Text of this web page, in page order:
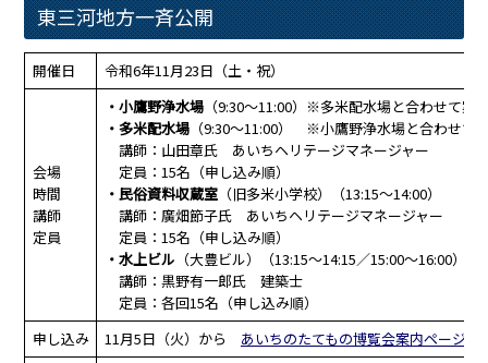
東三河地方一斉公開
開催日 令和6年11月23日（土・祝）
会場
時間
講師
定員
・小鷹野浄水場（9:30～11:00）※多米配水場と合わせて案
・多米配水場（9:30～11:00） ※小鷹野浄水場と合わせて
講師：山田章氏 あいちヘリテージマネージャー
定員：15名（申し込み順）
・民俗資料収蔵室（旧多米小学校）（13:15～14:00）
講師：廣畑節子氏 あいちヘリテージマネージャー
定員：15名（申し込み順）
・水上ビル （大豊ビル）（13:15～14:15／15:00～16:00）
講師：黒野有一郎氏 建築士
定員：各回15名（申し込み順）
申し込み
11月5日（火）から あいちのたてもの博覧会案内ページ